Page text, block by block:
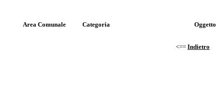
Area Comunale Categoria Oggetto
<== Indietro